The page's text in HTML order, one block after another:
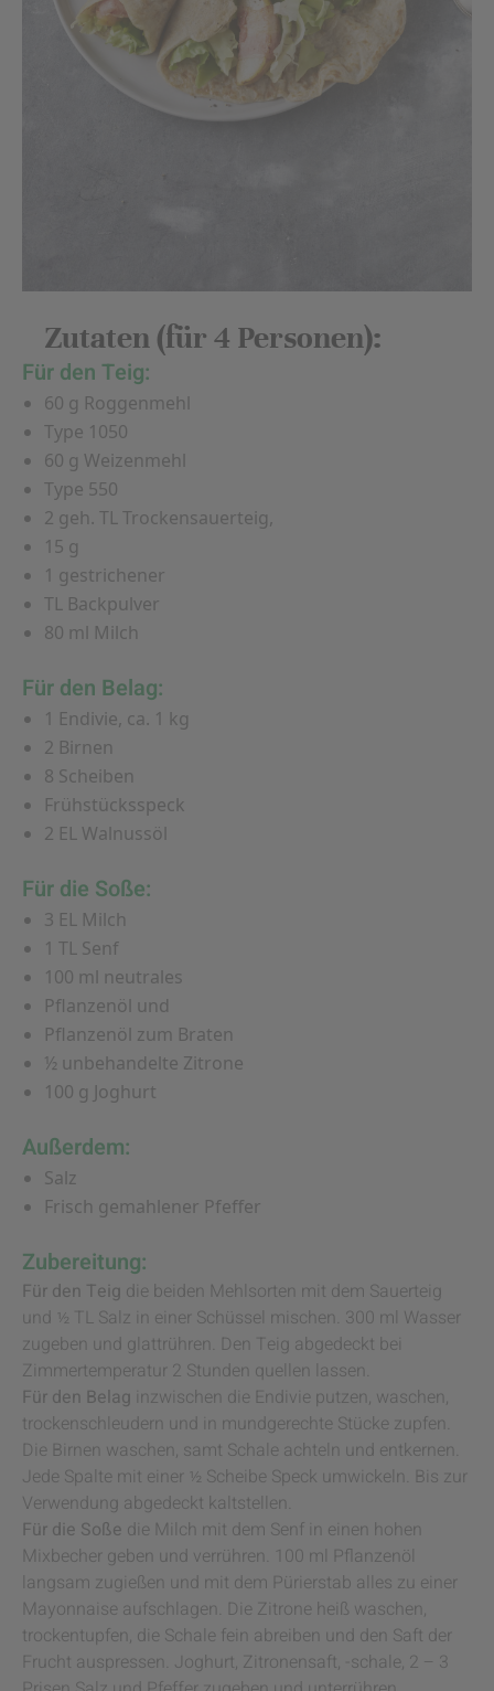
Zutaten (für 4 Personen):
Für den Teig:
60 g Roggenmehl
Type 1050
60 g Weizenmehl
Type 550
2 geh. TL Trockensauerteig,
15 g
1 gestrichener
TL Backpulver
80 ml Milch
Für den Belag:
1 Endivie, ca. 1 kg
2 Birnen
8 Scheiben
Frühstücksspeck
2 EL Walnussöl
Für die Soße:
3 EL Milch
1 TL Senf
100 ml neutrales
Pflanzenöl und
Pflanzenöl zum Braten
½ unbehandelte Zitrone
100 g Joghurt
Außerdem:
Salz
Frisch gemahlener Pfeffer
Zubereitung:
Für den Teig die beiden Mehlsorten mit dem Sauerteig
und ½ TL Salz in einer Schüssel mischen. 300 ml Wasser
zugeben und glattrühren. Den Teig abgedeckt bei
Zimmertemperatur 2 Stunden quellen lassen.
Für den Belag inzwischen die Endivie putzen, waschen,
trockenschleudern und in mundgerechte Stücke zupfen.
Die Birnen waschen, samt Schale achteln und entkernen.
Jede Spalte mit einer ½ Scheibe Speck umwickeln. Bis zur
Verwendung abgedeckt kaltstellen.
Für die Soße die Milch mit dem Senf in einen hohen
Mixbecher geben und verrühren. 100 ml Pflanzenöl
langsam zugießen und mit dem Pürierstab alles zu einer
Mayonnaise aufschlagen. Die Zitrone heiß waschen,
trockentupfen, die Schale fein abreiben und den Saft der
Frucht auspressen. Joghurt, Zitronensaft, -schale, 2 – 3